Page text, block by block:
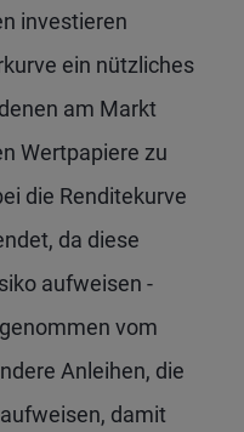
investieren
ein nützliches
am Markt
Wertpapiere zu
die Renditekurve
da diese
aufweisen -
vom
Anleihen, die
damit